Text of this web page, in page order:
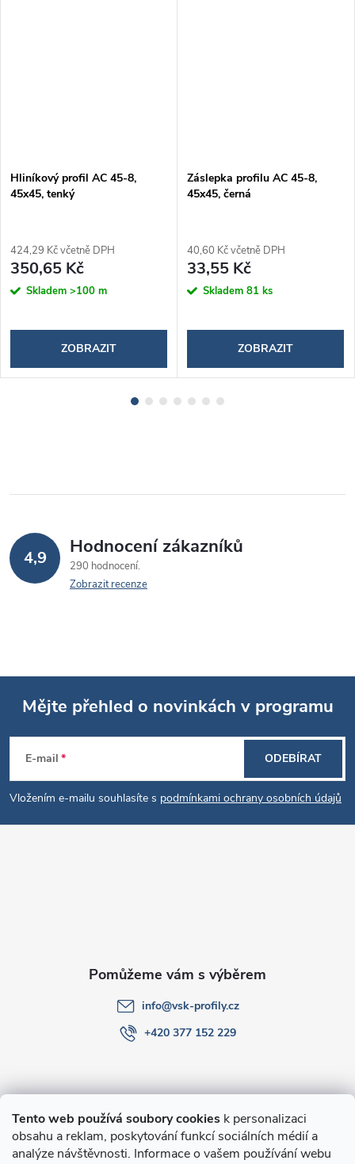
Tento web používá soubory cookies k personalizaci
obsahu a reklam, poskytování funkcí sociálních médií a
analýze návštěvnosti. Informace o vašem používání webu
Hliníkový profil AC 45-8,
45x45, tenký
424,29 Kč včetně DPH
350,65 Kč
Skladem >100 m
ZOBRAZIT
Záslepka profilu AC 45-8,
45x45, černá
40,60 Kč včetně DPH
33,55 Kč
Skladem 81 ks
ZOBRAZIT
4,9 Hodnocení zákazníků
290 hodnocení
Zobrazit recenze
Z
á
p
Mějte přehled o novinkách v programu
E-mail
Vložením e-mailu souhlasíte s podmínkami ochrany osobních údajů
ODEBÍRAT
O nákupu
info@vsk-profily.cz
+420 377 152 229